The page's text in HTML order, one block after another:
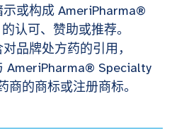
或构成 AmeriPharma®
认可、赞助或推荐。
品牌处方药的引用，
AmeriPharma® Specialty
商的商标或注册商标。